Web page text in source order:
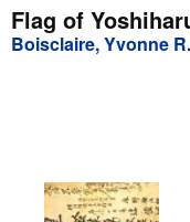
Consultar mis pedidos
Búsqueda avanzada
Vendedores
Flag of
Boisclaire, Yvonne R.